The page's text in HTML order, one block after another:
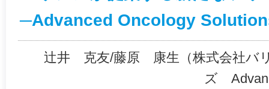
─Advanced Oncology
辻井 克友/藤原 康生（株式会社バ
ズ